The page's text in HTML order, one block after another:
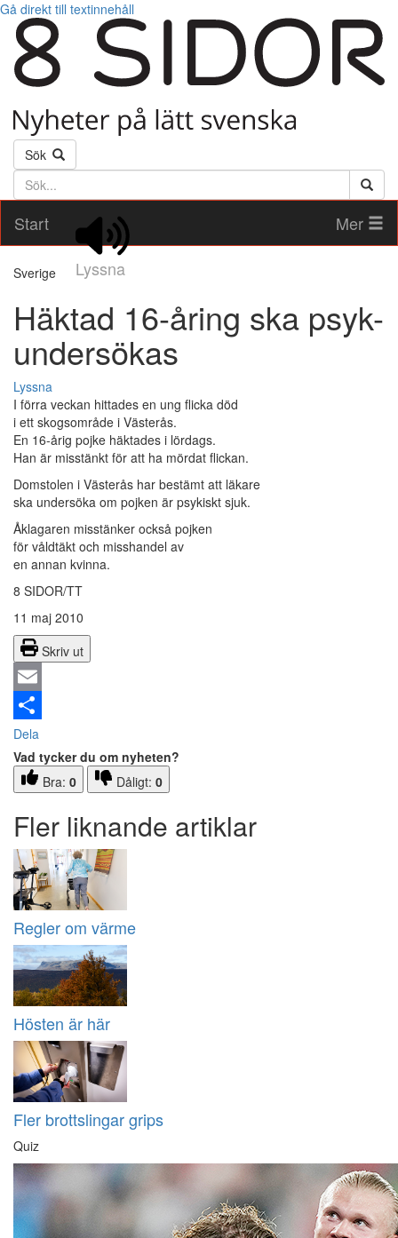
Gå direkt till textinnehåll
Sök
Söktext
Start
Lyssna
Mer
Sverige
Häktad 16-åring ska psyk-
undersökas
Lyssna
I förra veckan hittades en ung flicka död
i ett skogsområde i Västerås.
En 16-årig pojke häktades i lördags.
Han är misstänkt för att ha mördat flickan.
Domstolen i Västerås har bestämt att läkare
ska undersöka om pojken är psykiskt sjuk.
Åklagaren misstänker också pojken
för våldtäkt och misshandel av
en annan kvinna.
8 SIDOR/TT
11 maj 2010
Skriv ut
Email
Dela
Vad tycker du om nyheten?
Bra: 0 Dåligt: 0
Fler liknande artiklar
Regler om värme
Hösten är här
Fler brottslingar grips
Quiz